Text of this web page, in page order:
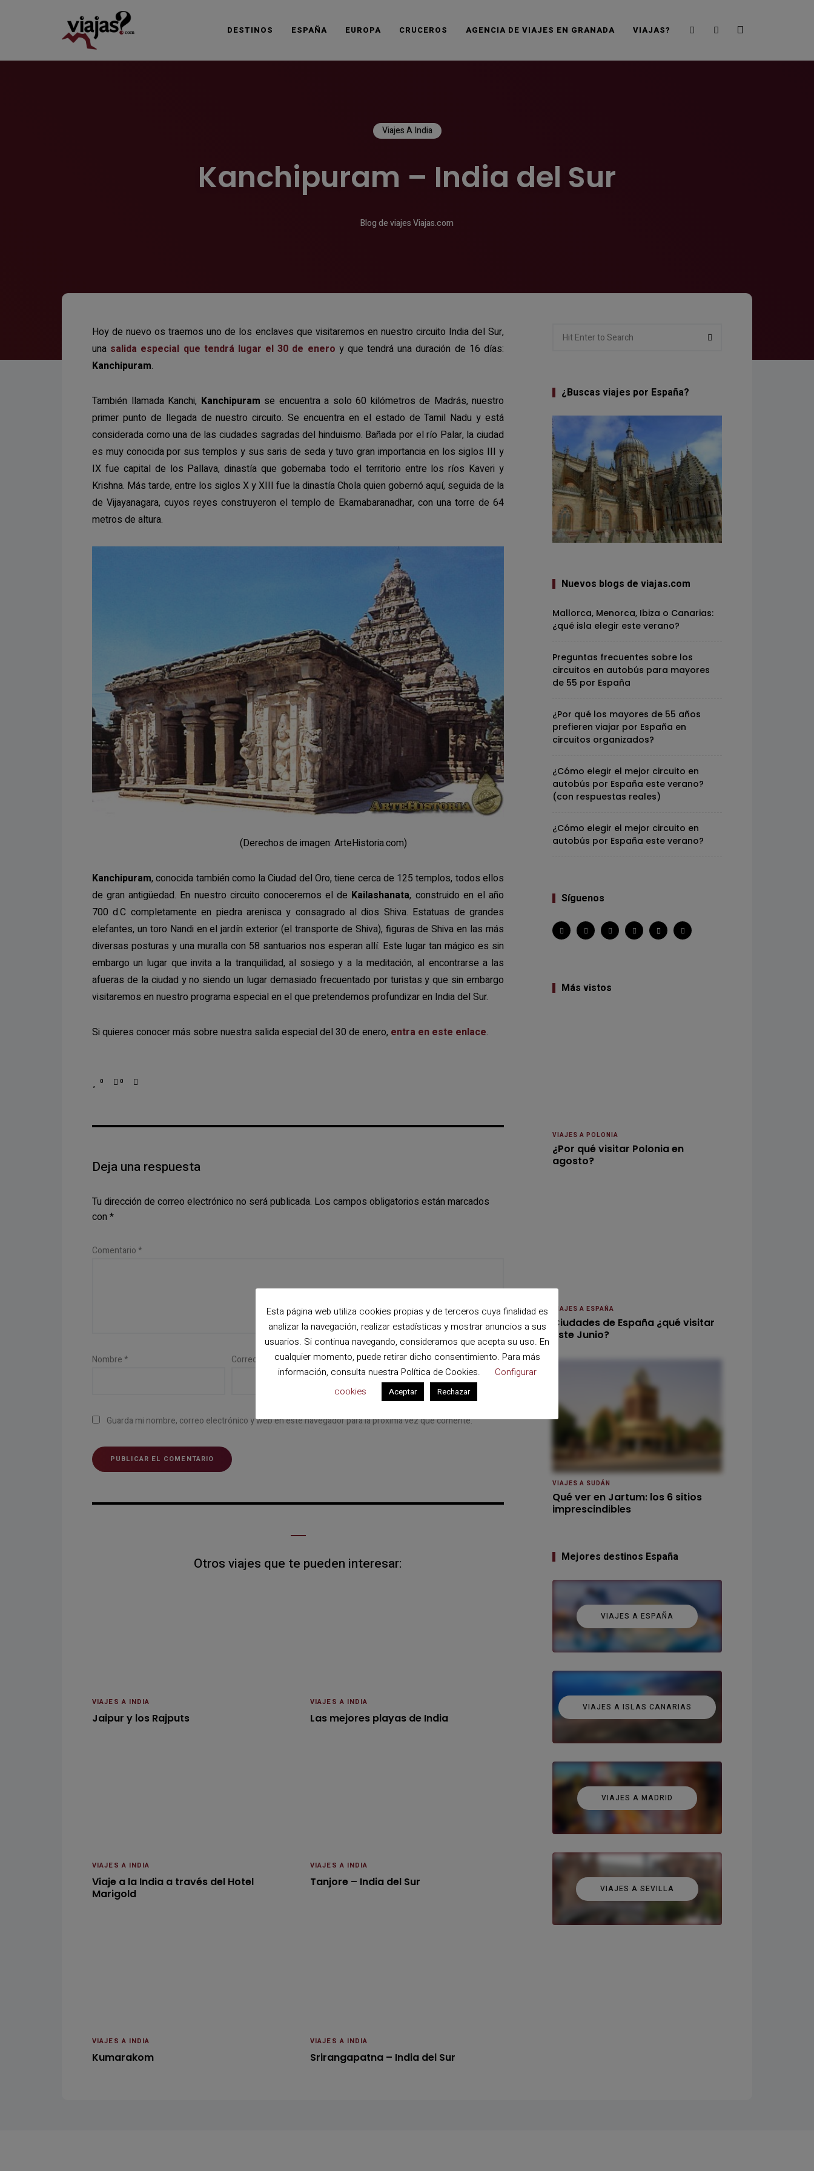
VIAJAS BLOG
DESTINOS ESPAÑA EUROPA CRUCEROS AGENCIA DE VIAJES EN GRANADA VIAJAS? SearchSidebar
Viajes A India
Kanchipuram – India del Sur
Blog de viajes Viajas.com
Hoy de nuevo os traemos uno de los enclaves que visitaremos en nuestro circuito India del Sur,
una salida especial que tendrá lugar el 30 de enero y que tendrá una duración de 16 días:
Kanchipuram.
También llamada Kanchi, Kanchipuram se encuentra a solo 60 kilómetros de Madrás, nuestro
primer punto de llegada de nuestro circuito. Se encuentra en el estado de Tamil Nadu y está
considerada como una de las ciudades sagradas del hinduismo. Bañada por el río Palar, la ciudad
es muy conocida por sus templos y sus saris de seda y tuvo gran importancia en los siglos III y
IX fue capital de los Pallava, dinastía que gobernaba todo el territorio entre los ríos Kaveri y
Krishna. Más tarde, entre los siglos X y XIII fue la dinastía Chola quien gobernó aquí, seguida de la
de Vijayanagara, cuyos reyes construyeron el templo de Ekamabaranadhar, con una torre de 64
metros de altura.
(Derechos de imagen: ArteHistoria.com)
Kanchipuram, conocida también como la Ciudad del Oro, tiene cerca de 125 templos, todos ellos
de gran antigüedad. En nuestro circuito conoceremos el de Kailashanata, construido en el año
700 d.C completamente en piedra arenisca y consagrado al dios Shiva. Estatuas de grandes
elefantes, un toro Nandi en el jardín exterior (el transporte de Shiva), figuras de Shiva en las más
diversas posturas y una muralla con 58 santuarios nos esperan allí. Este lugar tan mágico es sin
embargo un lugar que invita a la tranquilidad, al sosiego y a la meditación, al encontrarse a las
afueras de la ciudad y no siendo un lugar demasiado frecuentado por turistas y que sin embargo
visitaremos en nuestro programa especial en el que pretendemos profundizar en India del Sur.
Si quieres conocer más sobre nuestra salida especial del 30 de enero, entra en este enlace.
0 0
Deja una respuesta
Tu dirección de correo electrónico no será publicada. Los campos obligatorios están marcados
con *
Comentario*
Nombre* Correo electrónico* Web
Guarda mi nombre, correo electrónico y web en este navegador para la próxima vez que comente.
Otros viajes que te pueden interesar:
VIAJES A INDIA
Jaipur y los Rajputs
VIAJES A INDIA
Las mejores playas de India
VIAJES A INDIA
Viaje a la India a través del Hotel
Marigold
VIAJES A INDIA
Tanjore – India del Sur
VIAJES A INDIA
Kumarakom
VIAJES A INDIA
Srirangapatna – India del Sur
for:
¿Buscas viajes por España?
Nuevos blogs de viajas.com
Mallorca, Menorca, Ibiza o Canarias:
¿qué isla elegir este verano?
Preguntas frecuentes sobre los
circuitos en autobús para mayores
de 55 por España
¿Por qué los mayores de 55 años
prefieren viajar por España en
circuitos organizados?
¿Cómo elegir el mejor circuito en
autobús por España este verano?
(con respuestas reales)
¿Cómo elegir el mejor circuito en
autobús por España este verano?
Síguenos
Más vistos
VIAJES A POLONIA
¿Por qué visitar Polonia en
agosto?
VIAJES A ESPAÑA
Ciudades de España ¿qué visitar
este Junio?
VIAJES A SUDÁN
Qué ver en Jartum: los 6 sitios
imprescindibles
Mejores destinos España
VIAJES A ESPAÑA
VIAJES A ISLAS CANARIAS
VIAJES A MADRID
VIAJES A SEVILLA
Esta página web utiliza cookies propias y de terceros cuya finalidad es
analizar la navegación, realizar estadísticas y mostrar anuncios a sus
usuarios. Si continua navegando, consideramos que acepta su uso. En
cualquier momento, puede retirar dicho consentimiento. Para más
información, consulta nuestra Política de Cookies.
Configurar
cookies
Aceptar Rechazar